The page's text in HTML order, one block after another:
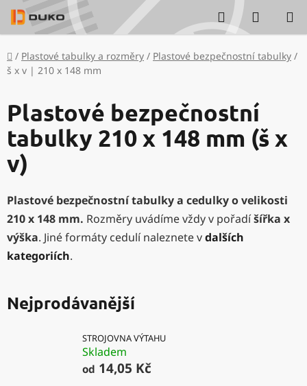
Přejít
na
obsah
Hledat
KOŠÍK
Domů
/ Plastové tabulky a rozměry / Plastové bezpečnostní tabulky /
š x v | 210 x 148 mm
Plastové bezpečnostní
tabulky 210 x 148 mm (š x
v)
Plastové bezpečnostní tabulky a cedulkyo velikosti
210 x 148 mm. Rozměry uvádíme vždy v pořadíšířka x
výška. Jiné formáty cedulí naleznete vdalších
kategoriích.
Nejprodávanější
STROJOVNA VÝTAHU
Skladem
od 14,05 Kč